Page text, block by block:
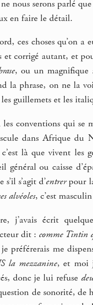
nous serons parlé
en faire le détail.
ces choses qu’on
et corrigé autant, et
, ou un magnifique
la phrase, on ne la
guillemets et les
conventions qui se
dans Afrique du
là que vivent les
général ou caisse
s’il s’agit d’entrerpour
alvéoles, c’est
j’avais écrit
dit : comme Tintin
préférerais me
la mezzanine, et moi
donc je lui refuse
de sonorité, de